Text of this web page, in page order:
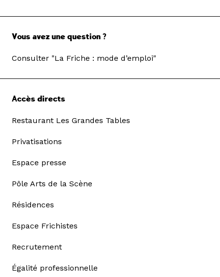
Vous avez une question ?
Consulter "La Friche : mode d’emploi"
Accès directs
Restaurant Les Grandes Tables
Privatisations
Espace presse
Pôle Arts de la Scène
Résidences
Espace Frichistes
Recrutement
Égalité professionnelle